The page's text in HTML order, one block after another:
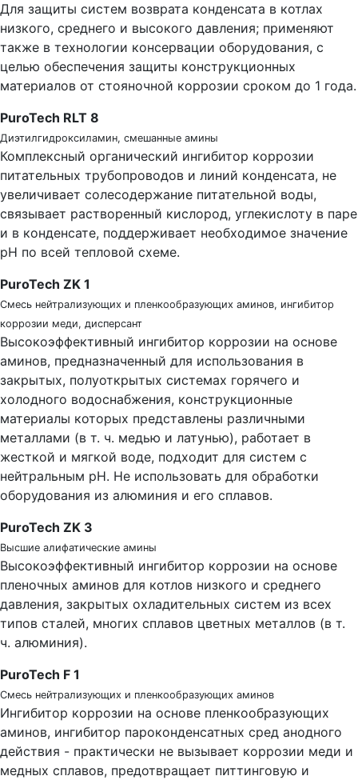
Для защиты систем возврата конденсата в котлах
низкого, среднего и высокого давления; применяют
также в технологии консервации оборудования, с
целью обеспечения защиты конструкционных
материалов от стояночной коррозии сроком до 1 года.
PuroTech RLT 8
Диэтилгидроксиламин, смешанные амины
Комплексный органический ингибитор коррозии
питательных трубопроводов и линий конденсата, не
увеличивает солесодержание питательной воды,
связывает растворенный кислород, углекислоту в паре
и в конденсате, поддерживает необходимое значение
рН по всей тепловой схеме.
PuroTech ZK 1
Смесь нейтрализующих и пленкообразующих аминов, ингибитор
коррозии меди, дисперсант
Высокоэффективный ингибитор коррозии на основе
аминов, предназначенный для использования в
закрытых, полуоткрытых системах горячего и
холодного водоснабжения, конструкционные
материалы которых представлены различными
металлами (в т. ч. медью и латунью), работает в
жесткой и мягкой воде, подходит для систем с
нейтральным рН. Не использовать для обработки
оборудования из алюминия и его сплавов.
PuroTech ZK 3
Высшие алифатические амины
Высокоэффективный ингибитор коррозии на основе
пленочных аминов для котлов низкого и среднего
давления, закрытых охладительных систем из всех
типов сталей, многих сплавов цветных металлов (в т.
ч. алюминия).
PuroTech F 1
Смесь нейтрализующих и пленкообразующих аминов
Ингибитор коррозии на основе пленкообразующих
аминов, ингибитор пароконденсатных сред анодного
действия - практически не вызывает коррозии меди и
медных сплавов, предотвращает питтинговую и